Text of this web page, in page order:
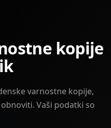
kopije
varnostne kopije,
Vaši podatki so